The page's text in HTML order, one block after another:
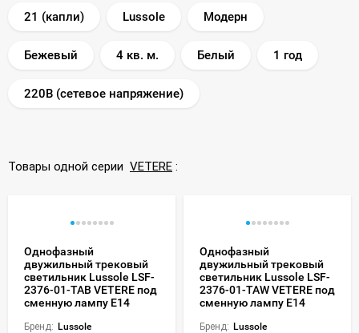
21 (капли) Lussole Модерн
Бежевый 4 кв. м. Белый 1 год
220В (сетевое напряжение)
Товары одной серии VETERE :
Однофазный
двужильный трековый
светильник Lussole LSF-
2376-01-TAB VETERE под
сменную лампу Е14
Бренд: Lussole
Однофазный
двужильный трековый
светильник Lussole LSF-
2376-01-TAW VETERE под
сменную лампу Е14
Бренд: Lussole